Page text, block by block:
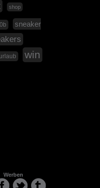
shop
sneaker
urlaub win
Werben